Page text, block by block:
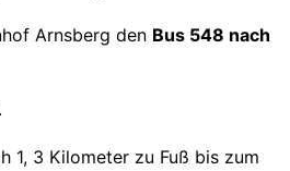
Arnsberg den Bus 548 nach
1, 3 Kilometer zu Fuß bis zum